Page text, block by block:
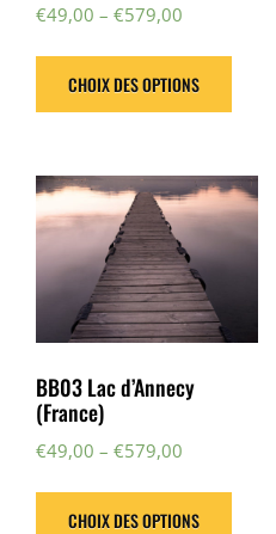
€49,00 – €579,00
CHOIX DES OPTIONS
BB03 Lac d’Annecy
(France)
€49,00 – €579,00
CHOIX DES OPTIONS